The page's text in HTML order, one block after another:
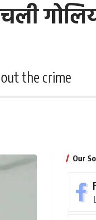
the crime
Our